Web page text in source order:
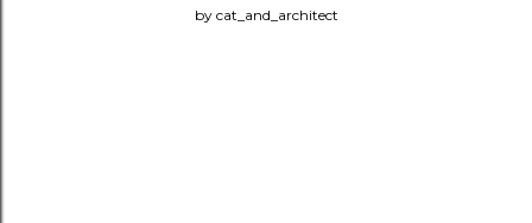
by cat_and_architect